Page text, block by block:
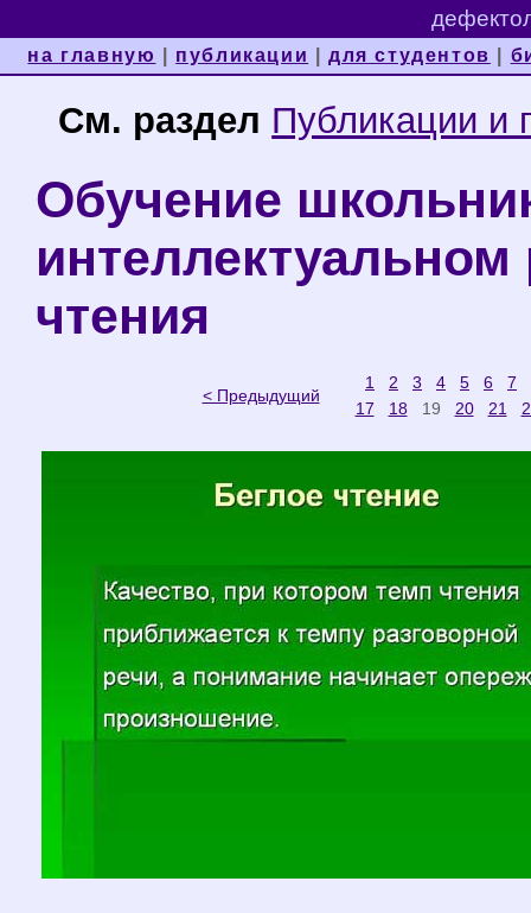
на главную публикации |для студентов
См. раздел Публикации и
Обучение
интеллектуальном
чтения
< Предыдущий
1 2 3 4 5 6
7
17
1819 20 21